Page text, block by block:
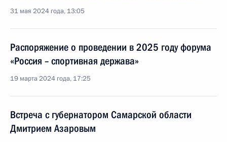
31 мая 2024 года, 13:05
Распоряжение о проведении в 2025 году форума
«Россия – спортивная держава»
19 марта 2024 года, 17:25
Встреча с губернатором Самарской области
Дмитрием Азаровым